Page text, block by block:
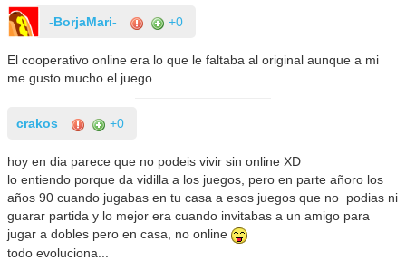
-BorjaMari- +0
El cooperativo online era lo que le faltaba al original aunque a mi
me gusto mucho el juego.
crakos +0
hoy en dia parece que no podeis vivir sin online XD
lo entiendo porque da vidilla a los juegos, pero en parte añoro los
años 90 cuando jugabas en tu casa a esos juegos que no podias ni
guarar partida y lo mejor era cuando invitabas a un amigo para
jugar a dobles pero en casa, no online
todo evoluciona...